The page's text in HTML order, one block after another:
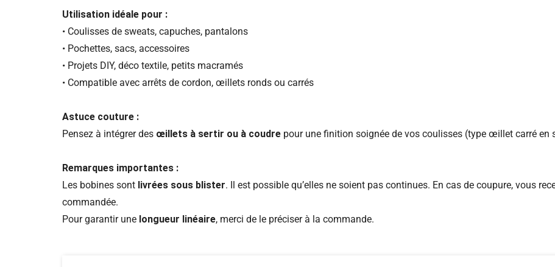
Utilisation idéale pour :
• Coulisses de sweats, capuches, pantalons
• Pochettes, sacs, accessoires
• Projets DIY, déco textile, petits macramés
• Compatible avec arrêts de cordon, œillets ronds ou carrés
Astuce couture :
Pensez à intégrer des œillets à sertir ou à coudre pour une finition soignée de vos coulisses (type œillet carré en
Remarques importantes :
Les bobines sont livrées sous blister. Il est possible qu’elles ne soient pas continues. En cas de coupure, vous
commandée.
Pour garantir une longueur linéaire, merci de le préciser à la commande.